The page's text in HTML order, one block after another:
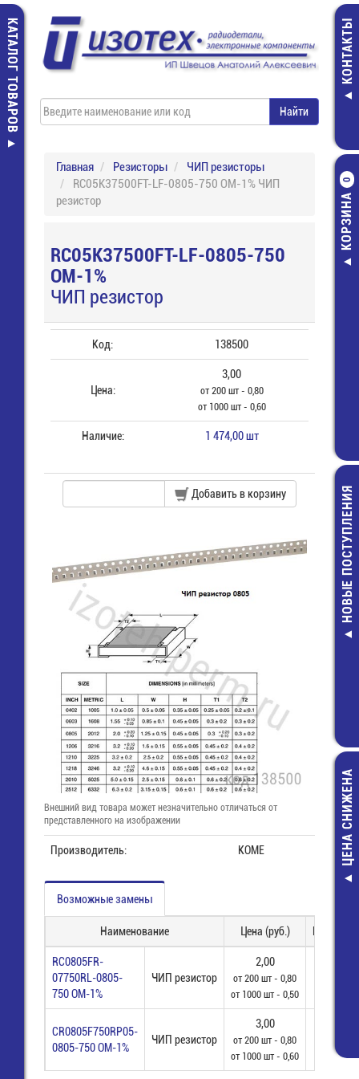
КАТАЛОГ ТОВАРОВ КОНТАКТЫ
КОРЗИНА
0
Разъем 2х
пайки
прямой
НОВЫЕ ПОСТУПЛЕНИЯ
ЦЕНА СНИЖЕНА
Главная Резисторы
ЧИП резисторы
RC05K37500FT-LF-0805-750 ОМ-1% ЧИП
резистор
RC05K37500FT-LF-0805-750
ОМ-1%
ЧИП резистор
Код: 138500
Цена:
3,00
от 200 шт - 0,80
от 1000 шт - 0,60
Наличие: 1 474,00 шт
Добавить в корзину
Внешний вид товара может незначительно отличаться от
представленного на изображении
Производитель: KOME
Возможные замены
Наименование Цена (руб.)
RC0805FR-
07750RL-0805-
750 ОМ-1%
ЧИП резистор
2,00
от 200 шт - 0,80
от 1000 шт - 0,50
CR0805F750RP05-
0805-750 ОМ-1%
ЧИП резистор
3,00
от 200 шт - 0,80
от 1000 шт - 0,60